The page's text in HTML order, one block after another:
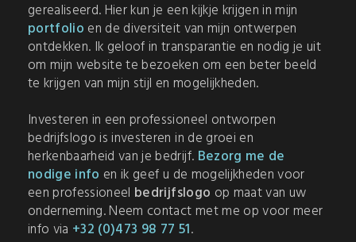
gerealiseerd. Hier kun je een kijkje krijgen in mijn
portfolio en de diversiteit van mijn ontwerpen
ontdekken. Ik geloof in transparantie en nodig je uit
om mijn website te bezoeken om een beter beeld
te krijgen van mijn stijl en mogelijkheden.
Investeren in een professioneel ontworpen
bedrijfslogo is investeren in de groei en
herkenbaarheid van je bedrijf. Bezorg me de
nodige info en ik geef u de mogelijkheden voor
een professioneel bedrijfslogo op maat van uw
onderneming. Neem contact met me op voor meer
info via +32 (0)473 98 77 51.